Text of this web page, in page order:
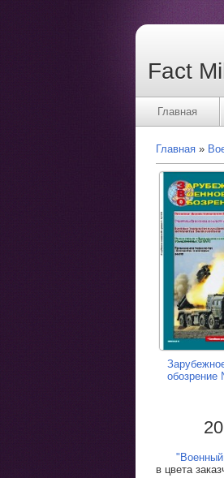
Fact
Главная
Главная
"Военный
в цвета